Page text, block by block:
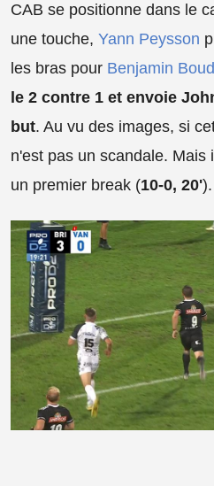
CAB se positionne dans le
une touche, Yann Peysson
les bras pour Benjamin
le 2 contre 1 et envoie
but. Au vu des images, si
n'est pas un scandale. Mais
un premier break (10-0, 20').